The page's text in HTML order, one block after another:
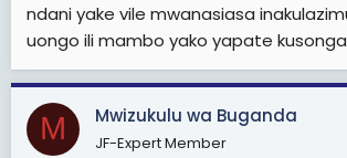
ndani yake vile mwanasiasa
uongo ili mambo yako yapate
M Mwizukulu wa Buganda
JF-Expert Member